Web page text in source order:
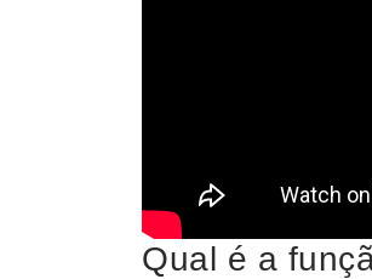
Qual é a